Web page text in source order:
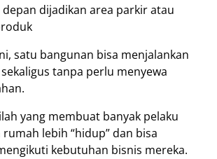
dijadikan area parkir atau
satu bangunan bisa menjalankan
tanpa perlu menyewa
yang membuat banyak pelaku
lebih “hidup” dan bisa
kebutuhan bisnis mereka.